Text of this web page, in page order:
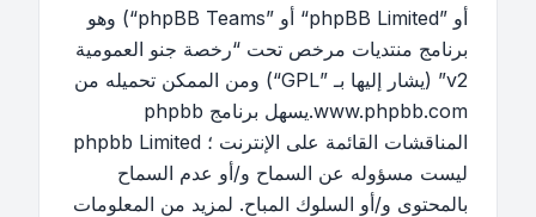
أو ”phpBB Limited“ أو ”phpBB Teams“) وهو
برنامج منتديات مرخص تحت “رخصة جنو العمومية
v2” (يشار إليها بـ ”GPL“) ومن الممكن تحميله من
www.phpbb.com
.يسهل برنامج phpbb
المناقشات القائمة على الإنترنت ؛ phpbb Limited
ليست مسؤوله عن السماح و/أو عدم السماح
بالمحتوى و/أو السلوك المباح. لمزيد من المعلومات